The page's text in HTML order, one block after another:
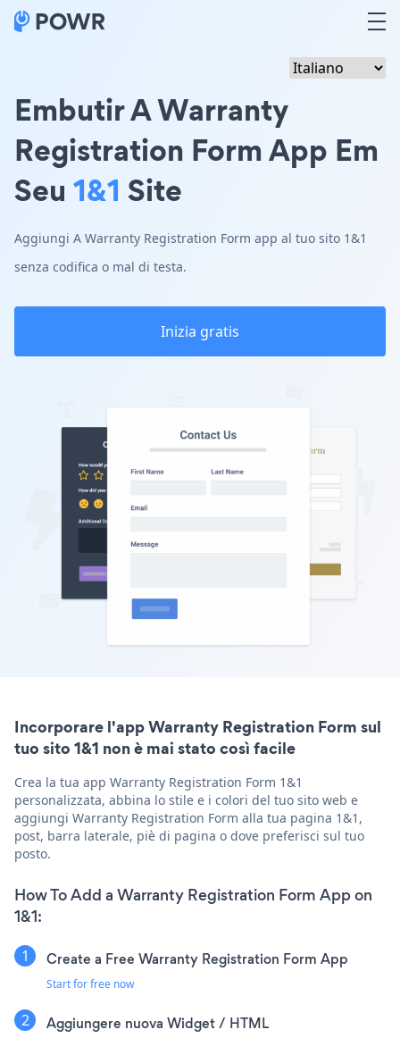
Embutir A Warranty
Registration Form App Em
Seu 1&1 Site
Aggiungi A Warranty Registration Form app al tuo sito 1&1
senza codifica o mal di testa.
Inizia gratis
Incorporare l'app Warranty Registration Form sul
tuo sito 1&1 non è mai stato così facile
Crea la tua app Warranty Registration Form 1&1
personalizzata, abbina lo stile e i colori del tuo sito web e
aggiungi Warranty Registration Form alla tua pagina 1&1,
post, barra laterale, piè di pagina o dove preferisci sul tuo
posto.
How To Add a Warranty Registration Form App on
1&1:
Create a Free Warranty Registration Form App
Start for free now
Aggiungere nuova Widget / HTML